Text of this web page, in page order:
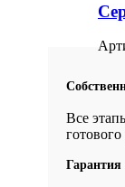
Все
Гарантия